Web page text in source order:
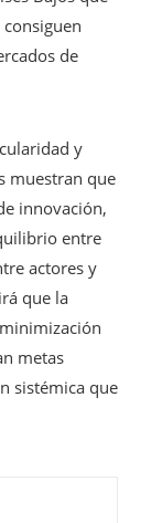
de
y
muestran que
innovación,
entre
actores y
que la
metas
sistémica que